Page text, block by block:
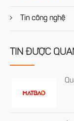
Tin công nghệ
TIN ĐƯỢC